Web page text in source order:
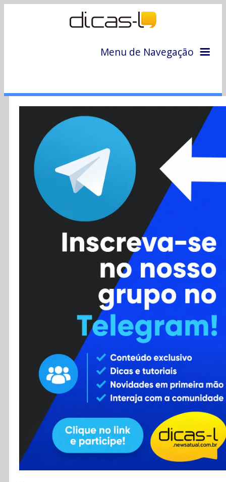
Menu de Navegação
Colunas
Colaboradores
Cursos
Enviar Dica
Contato
RSS